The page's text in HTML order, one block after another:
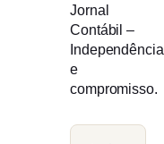
Jornal
Contábil –
Independência
e
compromisso.